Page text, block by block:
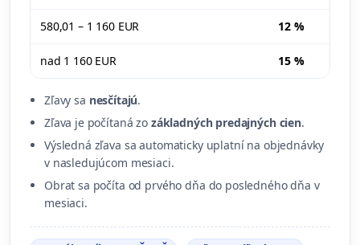
580,01 – 1 160 EUR 12 %
nad 1 160 EUR 15 %
Zľavy sa nesčítajú.
Zľava je počítaná zo základných predajných cien.
Výsledná zľava sa automaticky uplatní na objednávky
v nasledujúcom mesiaci.
Obrat sa počíta od prvého dňa do posledného dňa v
mesiaci.